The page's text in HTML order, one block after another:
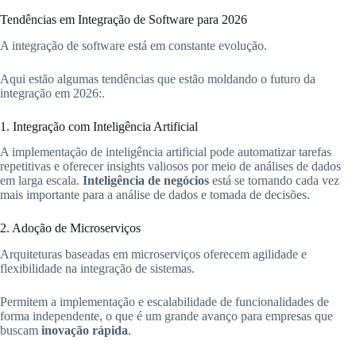
Tendências em Integração de Software para 2026
A integração de software está em constante evolução.
Aqui estão algumas tendências que estão moldando o futuro da
integração em 2026:.
1. Integração com Inteligência Artificial
A implementação de inteligência artificial pode automatizar tarefas
repetitivas e oferecer insights valiosos por meio de análises de dados
em larga escala. Inteligência de negócios está se tornando cada vez
mais importante para a análise de dados e tomada de decisões.
2. Adoção de Microserviços
Arquiteturas baseadas em microserviços oferecem agilidade e
flexibilidade na integração de sistemas.
Permitem a implementação e escalabilidade de funcionalidades de
forma independente, o que é um grande avanço para empresas que
buscam inovação rápida.